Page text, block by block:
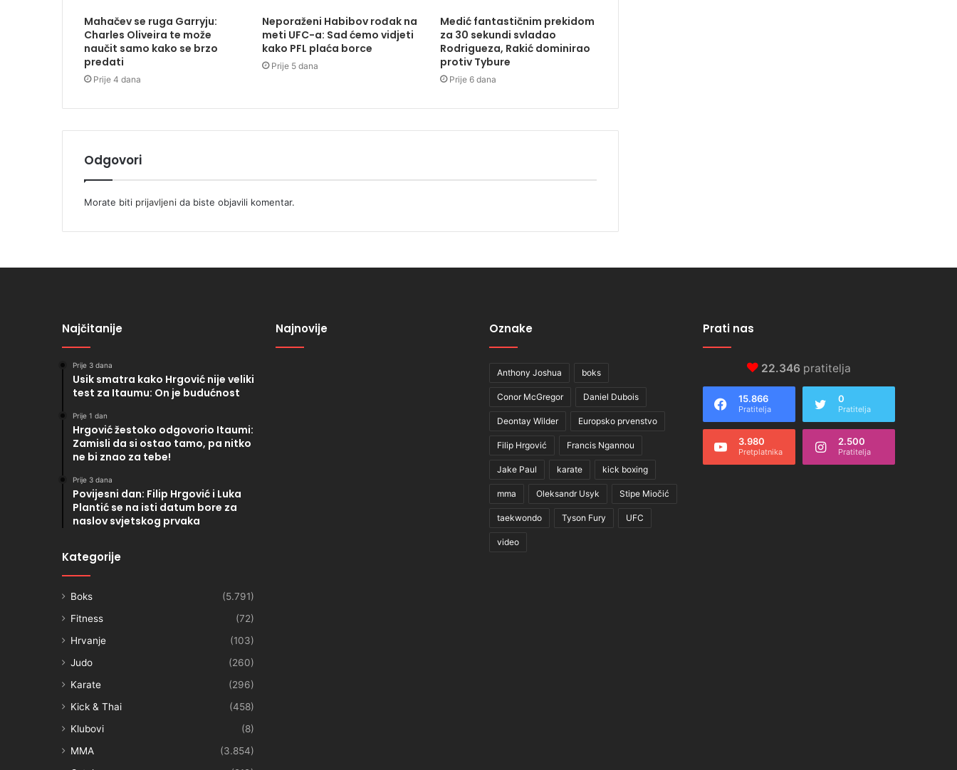
Mahačev se ruga Garryju:
Charles Oliveira te može
naučit samo kako se brzo
predati
Prije 4 dana
Neporaženi Habibov rođak na
meti UFC-a: Sad ćemo vidjeti
kako PFL plaća borce
Prije 5 dana
Medić fantastičnim prekidom
za 30 sekundi svladao
Rodrigueza, Rakić dominirao
protiv Tybure
Prije 6 dana
Odgovori
Morate biti prijavljeni da biste objavili komentar.
Najčitanije
Prije 3 dana
Usik smatra kako Hrgović nije veliki
test za Itaumu: On je budućnost
Prije 1 dan
Hrgović žestoko odgovorio Itaumi:
Zamisli da si ostao tamo, pa nitko
ne bi znao za tebe!
Prije 3 dana
Povijesni dan: Filip Hrgović i Luka
Plantić se na isti datum bore za
naslov svjetskog prvaka
Kategorije
Boks
(5.791)
Fitness
(72)
Hrvanje
(103)
Judo
(260)
Karate
(296)
Kick & Thai
(458)
Klubovi
(8)
MMA
(3.854)
Najnovije Oznake
Anthony Joshua boks
Conor McGregor Daniel Dubois
Deontay Wilder Europsko prvenstvo
Filip Hrgović Francis Ngannou
Jake Paul karate kick boxing
mma Oleksandr Usyk Stipe Miočić
taekwondo Tyson Fury UFC
video
Prati nas
22.346 pratitelja
15.866
Pratitelja
0
Pratitelja
3.980
Pretplatnika
2.500
Pratitelja